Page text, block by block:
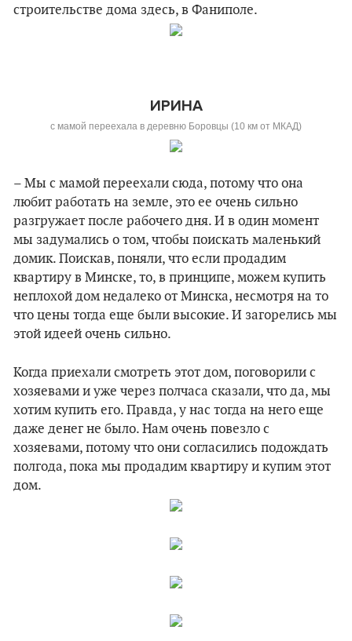
строительстве дома здесь, в Фаниполе.
ИРИНА
с мамой переехала в деревню Боровцы (10 км от МКАД)
– Мы с мамой переехали сюда, потому что она
любит работать на земле, это ее очень сильно
разгружает после рабочего дня. И в один момент
мы задумались о том, чтобы поискать маленький
домик. Поискав, поняли, что если продадим
квартиру в Минске, то, в принципе, можем купить
неплохой дом недалеко от Минска, несмотря на то
что цены тогда еще были высокие. И загорелись мы
этой идеей очень сильно.
Когда приехали смотреть этот дом, поговорили с
хозяевами и уже через полчаса сказали, что да, мы
хотим купить его. Правда, у нас тогда на него еще
даже денег не было. Нам очень повезло с
хозяевами, потому что они согласились подождать
полгода, пока мы продадим квартиру и купим этот
дом.